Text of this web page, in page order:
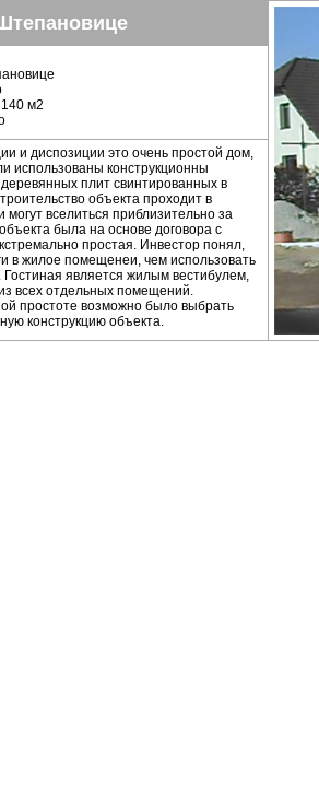
м2
и диспозиции это очень простой дом,
использованы конструкционны
плит свинтированных в
объекта проходит в
вселиться приблизительно за
была на основе договора с
простая. Инвестор понял,
в жилое помещенеи, чем использовать
является жилым вестибулем,
всех отдельных помещений.
простоте возможно было выбрать
конструкцию объекта.
для стен являются очень интересным